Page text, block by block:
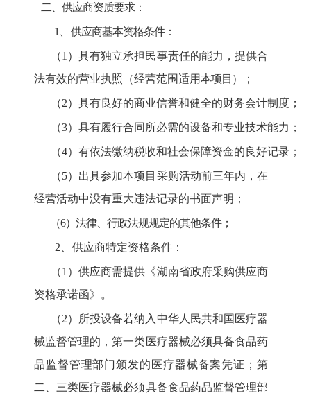
二、供应商资质要求：
1 、 供应商基本资格条件：
（1）具有独立承担民事责任的能力，提供合
法有效的营业执照（经营范围适用本项目 ）；
（2）具有良好的商业信誉和健全的财务会计制度；
（3）具有履行合同所必需的设备和专业技术能力；
（4）有依法缴纳税收和社会保障资金的良好记录；
（5）出具参加本项目采购活动前三年内，在
经营活动中没有重大违法记录的书面声明；
（6）法律、行政法规规定的其他条件；
2、 供应商特定资格条件：
（1）供应商需提供《湖南省政府采购供应商
资格承诺函》。
（2）所投设备若纳入中华人民共和国医疗器
械监督管理的，第一类医疗器械必须具备食品药
品监督管理部门颁发的医疗器械备案凭证；第
二、三类医疗器械必须具备食品药品监督管理部